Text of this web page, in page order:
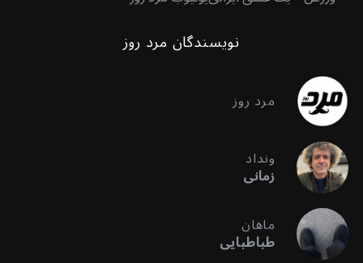
نویسندگان مرد روز
مرد روز
ونداد
زمانی
ماهان
طباطبایی